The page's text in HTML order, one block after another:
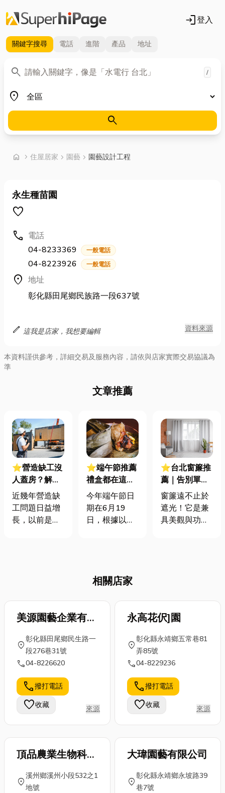
login登入
關鍵字搜尋 電話 進階 產品 地址
search
關鍵字 /
place
地區
search
home chevron_right 首頁
住屋居家 chevron_right 園藝 chevron_right 園藝設計工程
永生種苗園
favorite
call 電話
04-8233369
一般電話
04-8223926 一般電話
location_on 地址
彰化縣田尾鄉民族路一段637號
edit 這我是店家，我想要編輯 資料來源
本資料謹供參考，詳細交易及服務內容，請依與店家實際交易協議為
準
文章推薦
⭐營造缺工沒
人蓋房？解析
建商都在看的
「鋼構預製工
法」救命黑科
近幾年營造缺
工問題日益增
長，以前是師
要蓋低碳建
築，因此要如
密集的傳統慣
性，轉向自動
化工法以確保
工程品質，成
為產業維持競
爭力的關鍵。
那麼現在聰明
的建商都在注
意...
⭐端午節推薦
禮盒都在這！
外加端午節拜
拜全攻略：時
間、水果、金
今年端午節日
期在6月19
日，根據以往
外，其實端午
品拜拜，那究
竟端午節拜拜
端午節拜拜水
端午節拜拜要
燒金紙嗎？端
午節可以只拜
粽子嗎？以下
小編將一一為
大家說明！
那...
⭐台北窗簾推
薦｜告別單調
窗戶！讓窗簾
為家注入靈
魂，3分鐘就
窗簾遠不止於
遮光！它是兼
具美觀與功能
的個人空間，
都能在多樣化
你的最愛。想
適合的窗簾
嗎？從材質、
款式、到搭配
技巧，小編將
為你一一解
析。文末還有
台北窗...
相關店家
美源園藝企業有限
公司
location_on
彰化縣田尾鄉民生路一
段276巷31號
call04-8226620
call撥打電話
favorite收藏 來源
永高花伬]園
location_on
彰化縣永靖鄉五常巷81
弄85號
call04-8229236
call撥打電話
favorite收藏 來源
頂品農業生物科技
股份有限公司
location_on
溪州鄉溪州小段532之1
地號
大瑋園藝有限公司
location_on
彰化縣永靖鄉永坡路39
巷7號